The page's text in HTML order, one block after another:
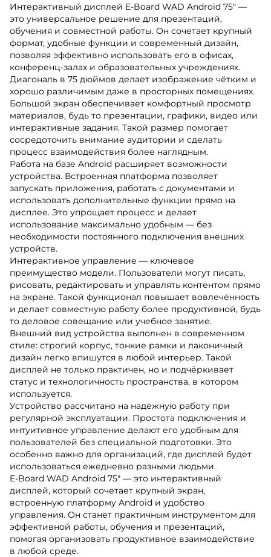
Интерактивный дисплей E-Board WAD Android 75" —
это универсальное решение для презентаций,
обучения и совместной работы. Он сочетает крупный
формат, удобные функции и современный дизайн,
позволяя эффективно использовать его в офисах,
конференц-залах и образовательных учреждениях.
Диагональ в 75 дюймов делает изображение чётким и
хорошо различимым даже в просторных помещениях.
Большой экран обеспечивает комфортный просмотр
материалов, будь то презентации, графики, видео или
интерактивные задания. Такой размер помогает
сосредоточить внимание аудитории и сделать
процесс взаимодействия более наглядным.
Работа на базе Android расширяет возможности
устройства. Встроенная платформа позволяет
запускать приложения, работать с документами и
использовать дополнительные функции прямо на
дисплее. Это упрощает процесс и делает
использование максимально удобным — без
необходимости постоянного подключения внешних
устройств.
Интерактивное управление — ключевое
преимущество модели. Пользователи могут писать,
рисовать, редактировать и управлять контентом прямо
на экране. Такой функционал повышает вовлечённость
и делает совместную работу более продуктивной, будь
то деловое совещание или учебное занятие.
Внешний вид устройства выполнен в современном
стиле: строгий корпус, тонкие рамки и лаконичный
дизайн легко впишутся в любой интерьер. Такой
дисплей не только практичен, но и подчёркивает
статус и технологичность пространства, в котором
используется.
Устройство рассчитано на надёжную работу при
регулярной эксплуатации. Простота подключения и
интуитивное управление делают его удобным для
пользователей без специальной подготовки. Это
особенно важно для организаций, где дисплей будет
использоваться ежедневно разными людьми.
E-Board WAD Android 75" — это интерактивный
дисплей, который сочетает крупный экран,
встроенную платформу Android и удобство
управления. Он станет практичным инструментом для
эффективной работы, обучения и презентаций,
помогая организовать продуктивное взаимодействие
в любой среде.